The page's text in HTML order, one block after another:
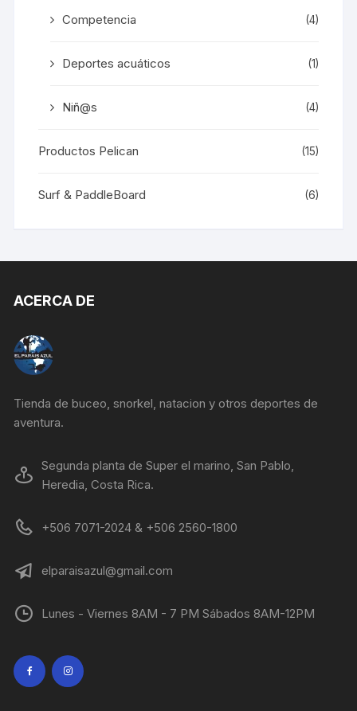
Competencia (4)
Deportes acuáticos (1)
Niñ@s (4)
Productos Pelican (15)
Surf & PaddleBoard (6)
ACERCA DE
Tienda de buceo, snorkel, natacion y otros deportes de
aventura.
Segunda planta de Super el marino, San Pablo,
Heredia, Costa Rica.
+506 7071-2024 & +506 2560-1800
elparaisazul@gmail.com
Lunes - Viernes 8AM - 7 PM Sábados 8AM-12PM